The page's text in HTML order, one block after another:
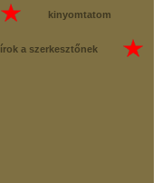
kinyomtatom
írok a szerkesztőnek